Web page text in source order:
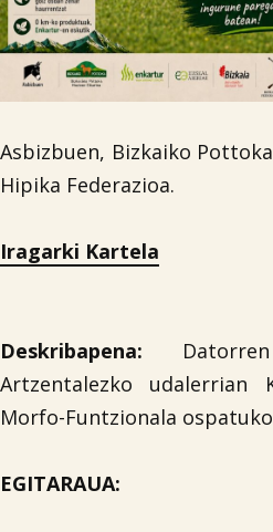
Asbizbuen, Bizkaiko
Hipika Federazioa.
Iragarki Kartela
Deskribapena:
Artzentalezko udalerrian
Morfo-Funtzionala
EGITARAUA: